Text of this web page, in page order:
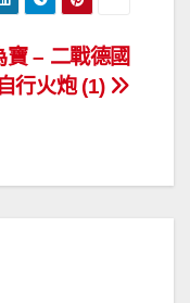
寶 – 二戰德國
行火炮 (1)